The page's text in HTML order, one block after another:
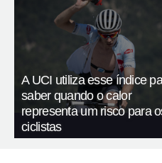
A UCI utiliza esse índice
saber quando o calor
representa um risco para
ciclistas